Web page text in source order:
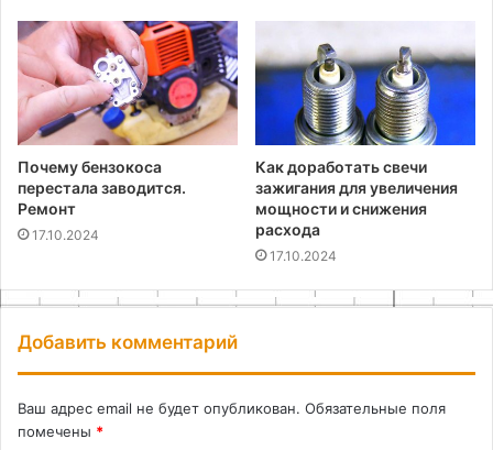
Почему бензокоса
перестала заводится.
Ремонт
17.10.2024
Как доработать свечи
зажигания для увеличения
мощности и снижения
расхода
17.10.2024
Добавить комментарий
Ваш адрес email не будет опубликован. Обязательные поля
помечены *